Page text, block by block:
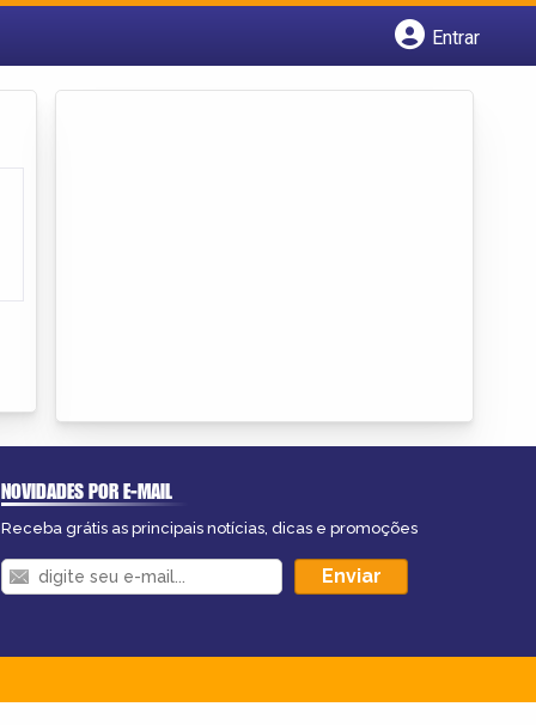
Entrar
NOVIDADES POR E-MAIL
Receba grátis as principais notícias, dicas e promoções